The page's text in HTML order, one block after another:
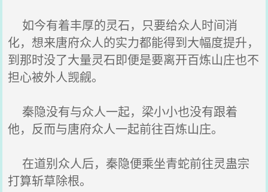
如今有着丰厚的灵石，只要给众人时间消
化，想来唐府众人的实力都能得到大幅度提升，
到那时没了大量灵石即便是要离开百炼山庄也不
担心被外人觊觎。
秦隐没有与众人一起，梁小小也没有跟着
他，反而与唐府众人一起前往百炼山庄。
在道别众人后，秦隐便乘坐青蛇前往灵蛊宗
打算斩草除根。